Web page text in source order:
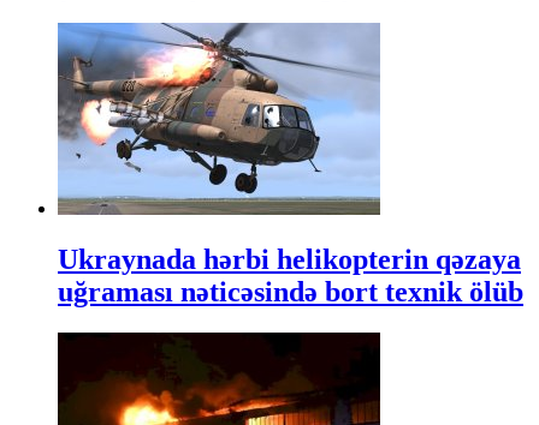
Ukraynada hərbi helikopterin qəzaya
uğraması nəticəsində bort texnik ölüb